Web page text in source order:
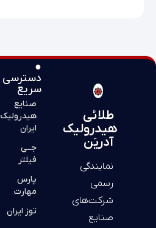
طلائی
هیدرولیک
آدریَن
نمایندگی
رسمی
شرکت‌های
صنایع
●
دسترسی
سریع
صنایع
هیدرولیک
ایران
جــی
فیلتر
پارس
مهارت
توز ایران